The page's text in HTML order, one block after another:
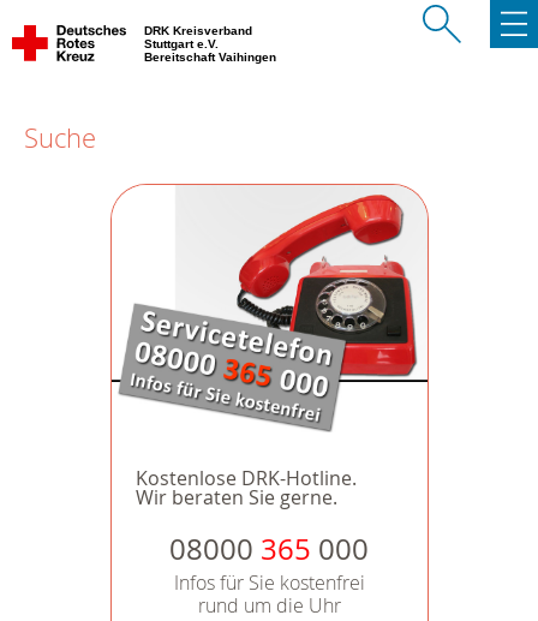
DRK Kreisverband
Stuttgart e.V.
Bereitschaft Vaihingen
Suche
Kostenlose DRK-Hotline.
Wir beraten Sie gerne.
08000 365 000
Infos für Sie kostenfrei
rund um die Uhr